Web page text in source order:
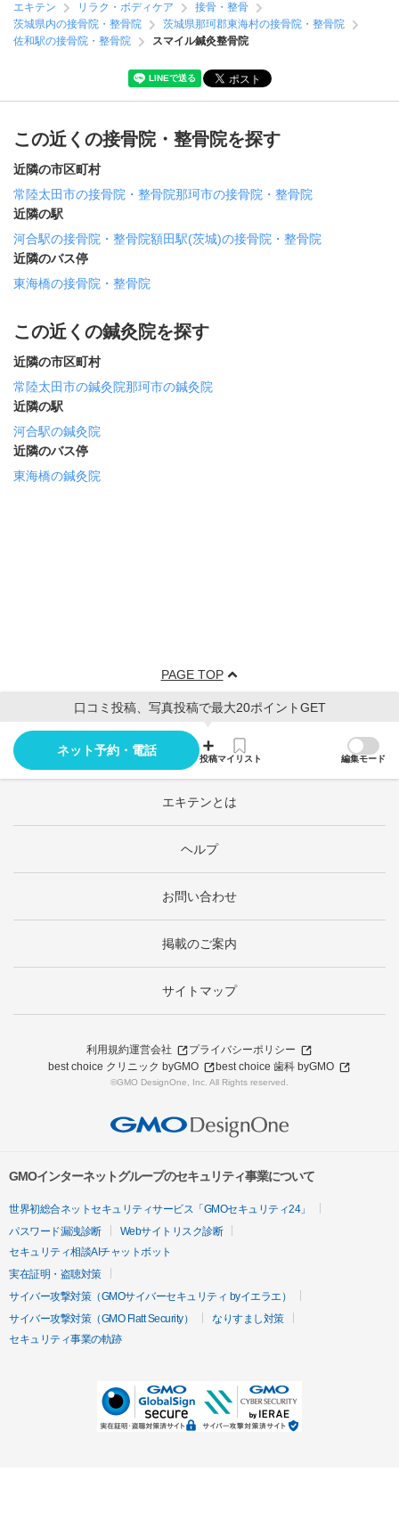
エキテン
リラク・ボディケア
接骨・整骨
茨城県内の接骨院・整骨院
茨城県那珂郡東海村の接骨院・整骨院
佐和駅の接骨院・整骨院
スマイル鍼灸整骨院
この近くの接骨院・整骨院を探す
近隣の市区町村
常陸太田市の接骨院・整骨院那珂市の接骨院・整骨院
近隣の駅
河合駅の接骨院・整骨院額田駅(茨城)の接骨院・整骨院
近隣のバス停
東海橋の接骨院・整骨院
この近くの鍼灸院を探す
近隣の市区町村
常陸太田市の鍼灸院那珂市の鍼灸院
近隣の駅
河合駅の鍼灸院
近隣のバス停
東海橋の鍼灸院
PAGE TOP
口コミ投稿、写真投稿で最大20ポイントGET
ネット予約・電話
投稿マイリスト 編集モード
エキテンとは
ヘルプ
お問い合わせ
掲載のご案内
サイトマップ
利用規約運営会社
プライバシーポリシー
best choice クリニック byGMO
best choice 歯科 byGMO
©GMO DesignOne, Inc. All Rights reserved.
GMOインターネットグループのセキュリティ事業について
世界初総合ネットセキュリティサービス「GMOセキュリティ24」
パスワード漏洩診断
Webサイトリスク診断
セキュリティ相談AIチャットボット
実在証明・盗聴対策
サイバー攻撃対策（GMOサイバーセキュリティ byイエラエ）
サイバー攻撃対策（GMO Flatt Security）
なりすまし対策
セキュリティ事業の軌跡